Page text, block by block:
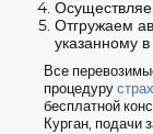
Отгружаем
указанному в
Все
процедуру
бесплатной
Курган, подачи